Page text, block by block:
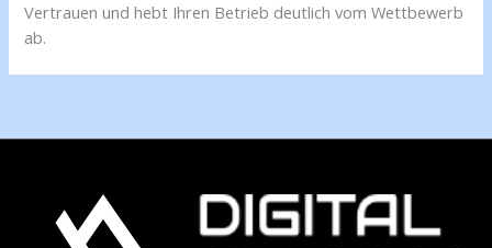
Vertrauen und hebt Ihren Betrieb deutlich vom Wettbewerb
ab.